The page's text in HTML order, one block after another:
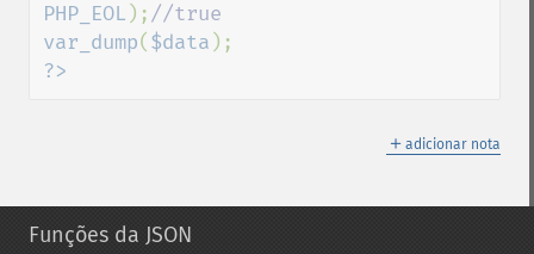
PHP_EOL );
var_dump( $data
?>
＋ adicionar nota
Funções da JSON